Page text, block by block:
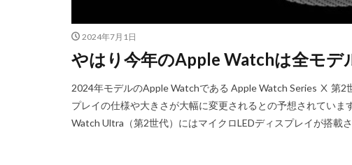
2024年7月1日
やはり今年のApple Watchは全モデ
2024年モデルのApple Watchである Apple Watch Series Ⅹ 第2
プレイの仕様や大きさが大幅に変更されるとの予想されてい
Watch Ultra（第2世代）にはマイクロLEDディスプレイが搭載